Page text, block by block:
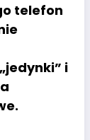
telefon
i